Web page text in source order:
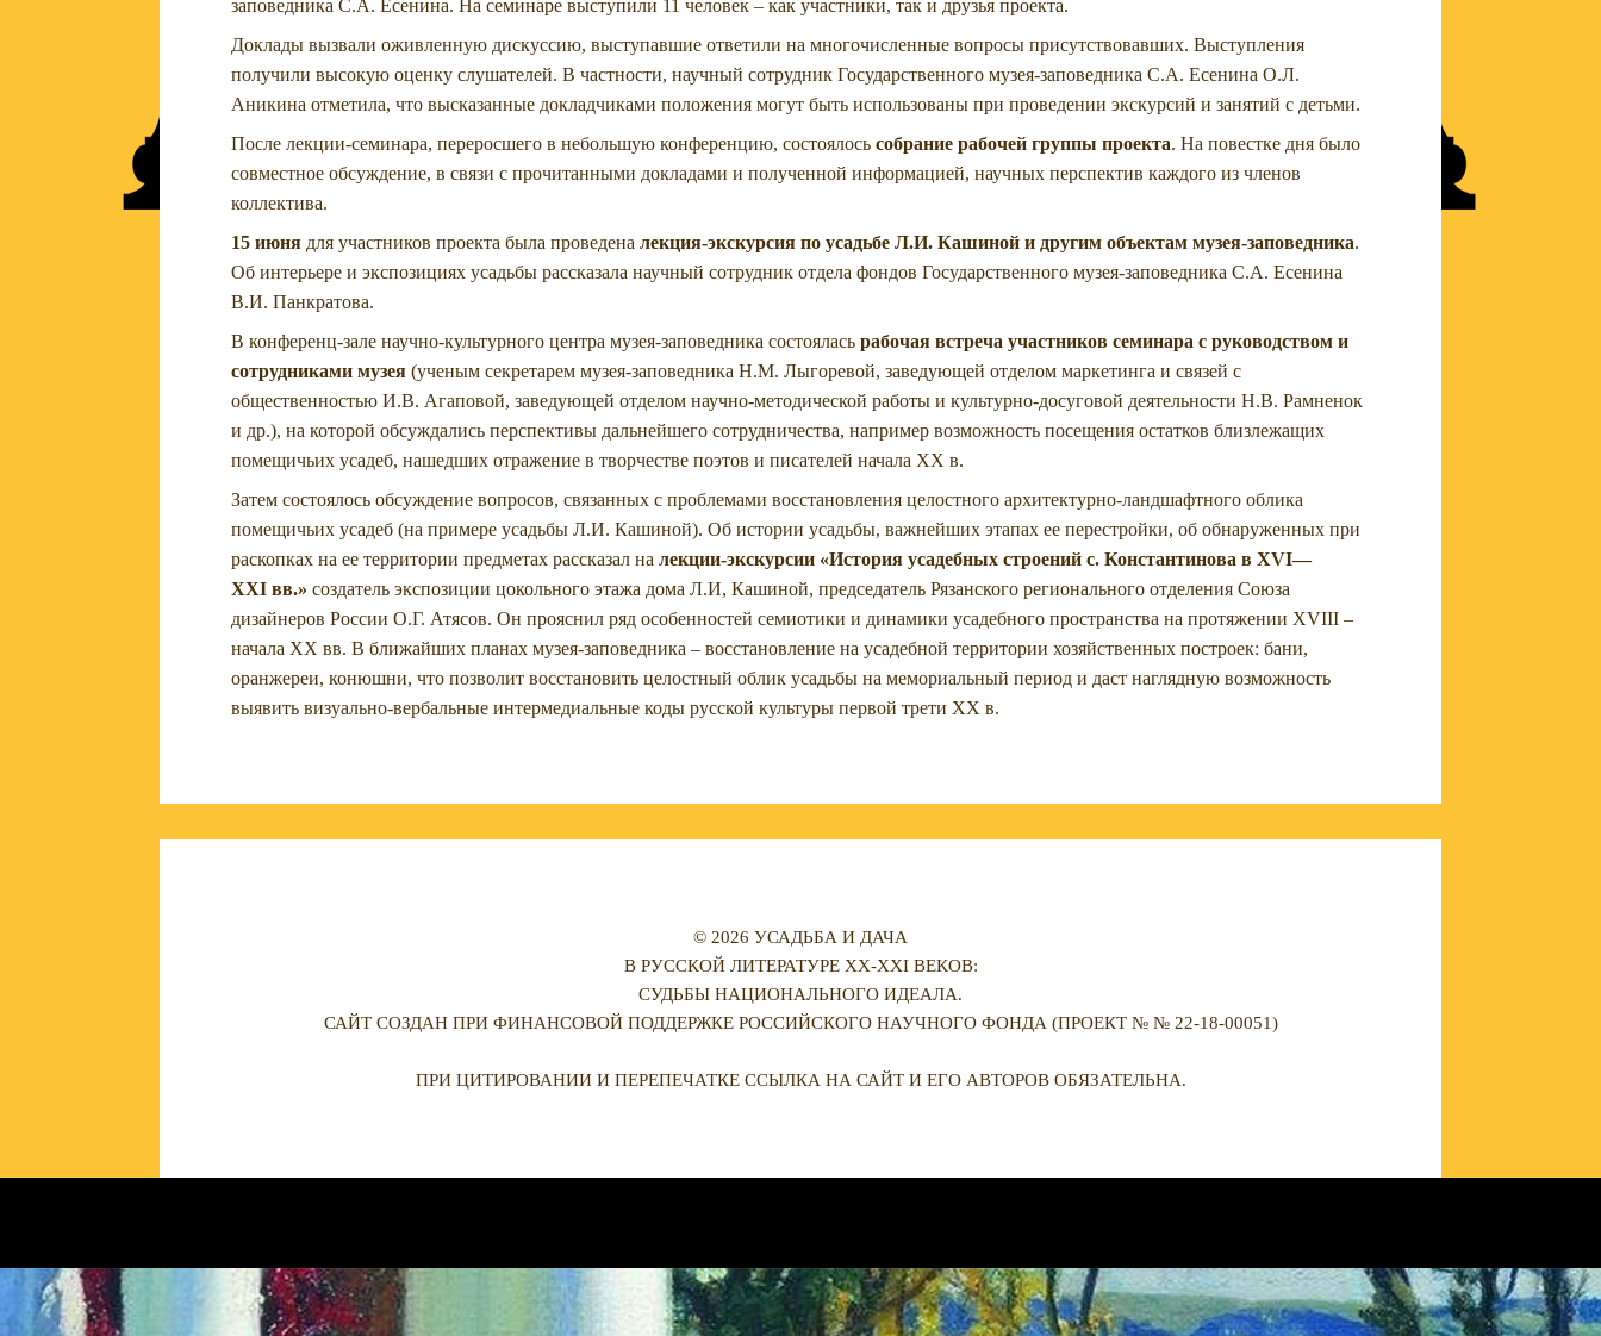
заповедника С.А. Есенина. На семинаре выступили 11 человек – как участники, так и друзья проекта.
Доклады вызвали оживленную дискуссию, выступавшие ответили на многочисленные вопросы присутствовавших. Выступления
получили высокую оценку слушателей. В частности, научный сотрудник Государственного музея-заповедника С.А. Есенина О.Л.
Аникина отметила, что высказанные докладчиками положения могут быть использованы при проведении экскурсий и занятий с детьми.
После лекции-семинара, переросшего в небольшую конференцию, состоялосьсобрание рабочей группы проекта. На повестке дня было
совместное обсуждение, в связи с прочитанными докладами и полученной информацией, научных перспектив каждого из членов
коллектива.
15 июня для участников проекта была проведеналекция-экскурсия по усадьбе Л.И. Кашиной и другим объектам музея-заповедника.
Об интерьере и экспозициях усадьбы рассказала научный сотрудник отдела фондов Государственного музея-заповедника С.А. Есенина
В.И. Панкратова.
В конференц-зале научно-культурного центра музея-заповедника состояласьрабочая встреча участников семинара с руководством и
сотрудниками музея (ученым секретарем музея-заповедника Н.М. Лыгоревой, заведующей отделом маркетинга и связей с
общественностью И.В. Агаповой, заведующей отделом научно-методической работы и культурно-досуговой деятельности Н.В. Рамненок
и др.), на которой обсуждались перспективы дальнейшего сотрудничества, например возможность посещения остатков близлежащих
помещичьих усадеб, нашедших отражение в творчестве поэтов и писателей начала XX в.
Затем состоялось обсуждение вопросов, связанных с проблемами восстановления целостного архитектурно-ландшафтного облика
помещичьих усадеб (на примере усадьбы Л.И. Кашиной). Об истории усадьбы, важнейших этапах ее перестройки, об обнаруженных при
раскопках на ее территории предметах рассказал налекции-экскурсии «История усадебных строений с. Константинова вXVI—
XXI вв.» создатель экспозиции цокольного этажа дома Л.И, Кашиной, председатель Рязанского регионального отделения Союза
дизайнеров России О.Г. Атясов. Он прояснил ряд особенностей семиотики и динамики усадебного пространства на протяжении XVIII –
начала XX вв. В ближайших планах музея-заповедника – восстановление на усадебной территории хозяйственных построек: бани,
оранжереи, конюшни, что позволит восстановить целостный облик усадьбы на мемориальный период и даст наглядную возможность
выявить визуально-вербальные интермедиальные коды русской культуры первой трети XX в.
© 2026 УСАДЬБА И ДАЧА
В РУССКОЙ ЛИТЕРАТУРЕ XX-XXI ВЕКОВ:
СУДЬБЫ НАЦИОНАЛЬНОГО ИДЕАЛА.
САЙТ СОЗДАН ПРИ ФИНАНСОВОЙ ПОДДЕРЖКЕ РОССИЙСКОГО НАУЧНОГО ФОНДА (ПРОЕКТ № № 22-18-00051)
ПРИ ЦИТИРОВАНИИ И ПЕРЕПЕЧАТКЕ ССЫЛКА НА САЙТ И ЕГО АВТОРОВ ОБЯЗАТЕЛЬНА.